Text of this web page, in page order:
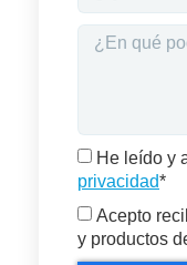
He leído y
privacidad*
Acepto
y productos